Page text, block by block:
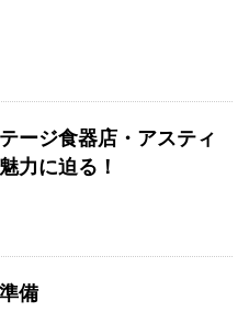
ージ食器店・アスティ
力に迫る！
備